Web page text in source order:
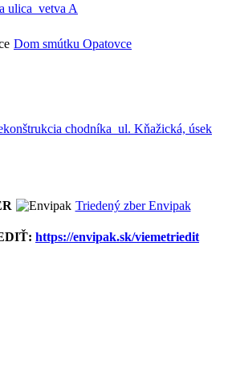
ulica_vetva A
Dom smútku Opatovce
chodníka_ul. Kňažická, úsek
Triedený zber Envipak
https://envipak.sk/viemetriedit